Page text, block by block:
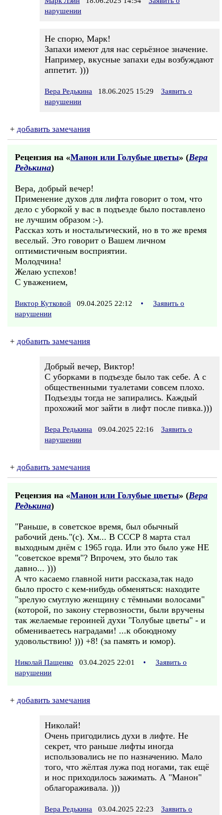
нарушении
Не спорю, Марк!
Запахи имеют для нас серьёзное значение.
Например, вкусные запахи еды возбуждают
аппетит. )))
Вера Редькина 18.06.2025 15:29
Заявить о
нарушении
+ добавить замечания
Рецензия на «Манон или Голубые цветы» (Вера
Редькина)
Вера, добрый вечер!
Применение духов для лифта говорит о том, что
дело с уборкой у вас в подъезде было поставлено
не лучшим образом :-).
Рассказ хоть и ностальгический, но в то же время
веселый. Это говорит о Вашем личном
оптимистичным восприятии.
Молодчина!
Желаю успехов!
С уважением,
Виктор Кутковой 09.04.2025 22:12 •
Заявить о
нарушении
+ добавить замечания
Добрый вечер, Виктор!
С уборками в подъезде было так себе. А с
общественными туалетами совсем плохо.
Подъезды тогда не запирались. Каждый
прохожий мог зайти в лифт после пивка.)))
Вера Редькина 09.04.2025 22:16
Заявить о
нарушении
+ добавить замечания
Рецензия на «Манон или Голубые цветы» (Вера
Редькина)
"Раньше, в советское время, был обычный
рабочий день."(с). Хм... В СССР 8 марта стал
выходным днём с 1965 года. Или это было уже НЕ
"советское время"? Впрочем, это было так
давно... )))
А что касаемо главной нити рассказа,так надо
было просто с кем-нибудь обменяться: находите
"зрелую смуглую женщину с тёмными волосами"
(которой, по закону стервозности, были вручены
так желаемые героиней духи "Голубые цветы" - и
обмениваетесь наградами! ...к обоюдному
удовольствию! ))) +8! (за память и юмор).
Николай Пащенко 03.04.2025 22:01 •
Заявить о
нарушении
+ добавить замечания
Николай!
Очень пригодились духи в лифте. Не
секрет, что раньше лифты иногда
использовались не по назначению. Мало
того, что жёлтая лужа под ногами, так ещё
и нос приходилось зажимать. А "Манон"
облагораживала. )))
Вера Редькина 03.04.2025 22:23
Заявить о